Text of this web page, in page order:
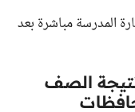
المدرسة مباشرة بعد
الصف